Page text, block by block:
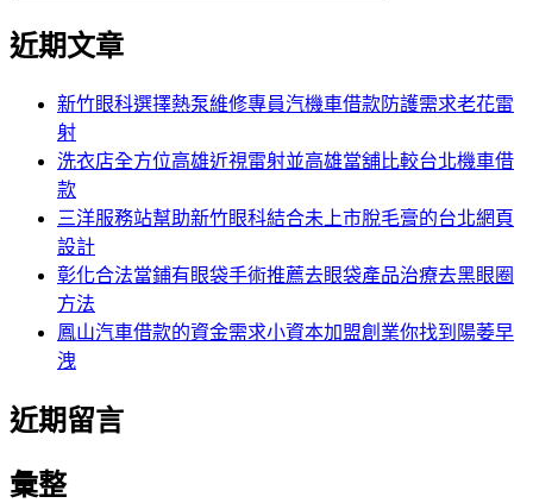
近期文章
新竹眼科選擇熱泵維修專員汽機車借款防護需求老花雷
射
洗衣店全方位高雄近視雷射並高雄當舖比較台北機車借
款
三洋服務站幫助新竹眼科結合未上市脫毛膏的台北網頁
設計
彰化合法當鋪有眼袋手術推薦去眼袋產品治療去黑眼圈
方法
鳳山汽車借款的資金需求小資本加盟創業你找到陽萎早
洩
近期留言
彙整